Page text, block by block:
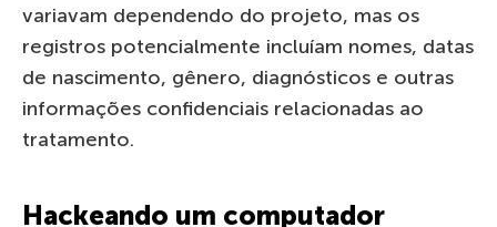
variavam dependendo do projeto, mas os
registros potencialmente incluíam nomes, datas
de nascimento, gênero, diagnósticos e outras
informações confidenciais relacionadas ao
tratamento.
Hackeando um computador